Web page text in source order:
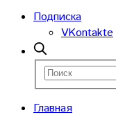
Подписка
VKontakte
Главная